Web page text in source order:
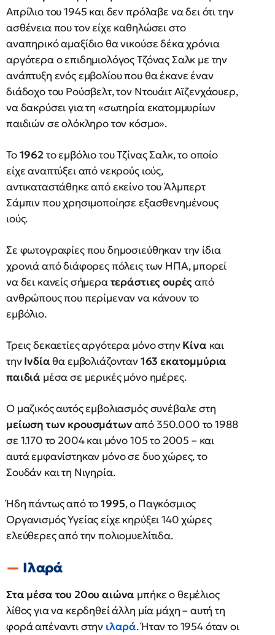
Απρίλιο του 1945 και δεν πρόλαβε να δει ότι την
ασθένεια που τoν είχε καθηλώσει στο
αναπηρικό αμαξίδιο θα νικούσε δέκα χρόνια
αργότερα ο επιδημιολόγος Τζόνας Σαλκ με την
ανάπτυξη ενός εμβολίου που θα έκανε έναν
διάδοχο του Ρούσβελτ, τον Ντουάιτ Αϊζενχάουερ,
να δακρύσει για τη «σωτηρία εκατομμυρίων
παιδιών σε ολόκληρο τον κόσμο».
Το1962το εμβόλιο του Τζίνας Σαλκ, το οποίο
είχε αναπτύξει από νεκρούς ιούς,
αντικαταστάθηκε από εκείνο του Άλμπερτ
Σάμπιν που χρησιμοποίησε εξασθενημένους
ιούς.
Σε φωτογραφίες που δημοσιεύθηκαν την ίδια
χρονιά από διάφορες πόλεις των ΗΠΑ, μπορεί
να δει κανείς σήμερατεράστιες ουρέςαπό
ανθρώπους που περίμεναν να κάνουν το
εμβόλιο.
Τρεις δεκαετίες αργότερα μόνο στηνΚίνα και
τηνΙνδίαθα εμβολιάζονταν163 εκατομμύρια
παιδιά μέσα σε μερικές μόνο ημέρες.
Ο μαζικός αυτός εμβολιασμός συνέβαλε στη
μείωση των κρουσμάτωναπό 350.000 το 1988
σε 1.170 το 2004 και μόνο 105 το 2005 – και
αυτά εμφανίστηκαν μόνο σε δυο χώρες, το
Σουδάν και τη Νιγηρία.
Ήδη πάντως από το1995, ο Παγκόσμιος
Οργανισμός Υγείας είχε κηρύξει 140 χώρες
ελεύθερες από την πολιομυελίτιδα.
Ιλαρά
Στα μέσα του 20ου αιώνα μπήκε ο θεμέλιος
λίθος για να κερδηθεί άλλη μία μάχη – αυτή τη
φορά απέναντι στην ιλαρά. Ήταν το 1954 όταν οι